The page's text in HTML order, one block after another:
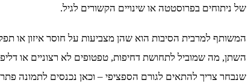
של ניתוחים בפרוסטטה או שינויים הקשורים לגיל.
המשותף למרבית הסיבות הוא שהן מצביעות על חוסר איזון או
השתן, מה שמוביל לתחושת דחיפות, טפטופים לא רצוניים או
שנבחר צריך להתאים לגורם הספציפי – וכאן נכנסים לתמונה